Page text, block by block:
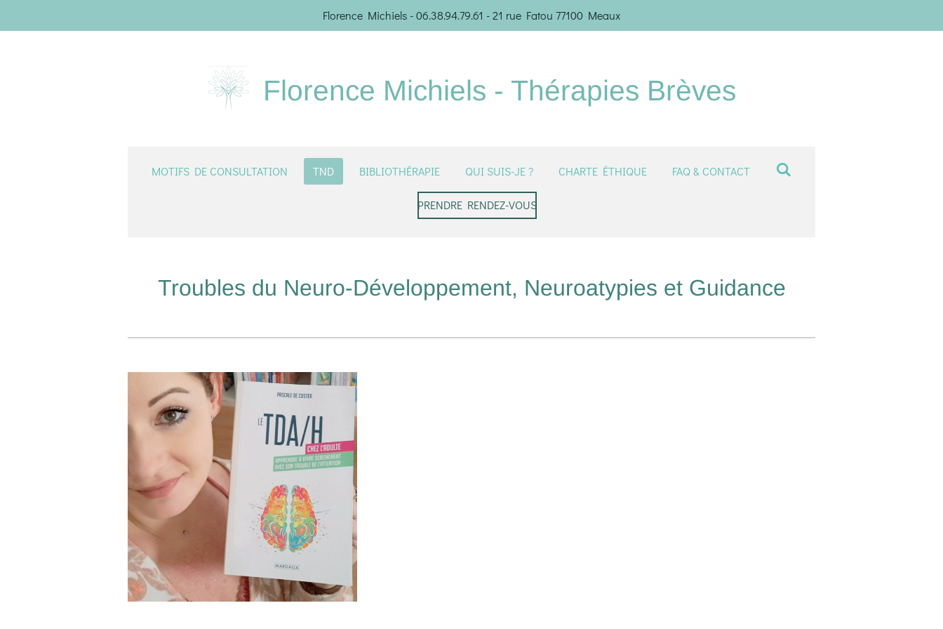
Florence Michiels - 06.38.94.79.61 - 21 rue Fatou 77100 Meaux
Florence Michiels - Thérapies Brèves
MOTIFS DE CONSULTATION TND BIBLIOTHÉRAPIE QUI SUIS-JE ? CHARTE ÉTHIQUE FAQ & CONTACT
PRENDRE RENDEZ-VOUS
Troubles du Neuro-Développement, Neuroatypies et Guidance